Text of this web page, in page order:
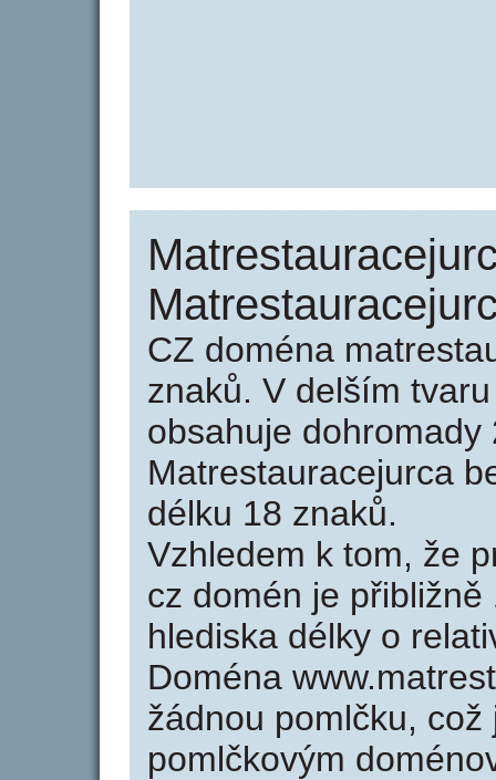
CZ doména
znaků. V delším
obsahuje
Matrestauracejurca
délku 18 znaků.
Vzhledem k tom, že
cz domén je
hlediska délky o
Doména
žádnou pomlčku,
pomlčkovým